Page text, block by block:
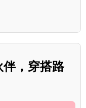
伴，穿搭路